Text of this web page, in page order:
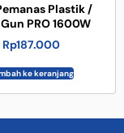
Plastik /
PRO 1600W
Rp187.000
ke keranjang